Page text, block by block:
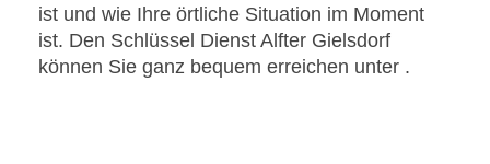
ist und wie Ihre örtliche Situation im Moment
ist. Den Schlüssel Dienst Alfter Gielsdorf
können Sie ganz bequem erreichen unter .